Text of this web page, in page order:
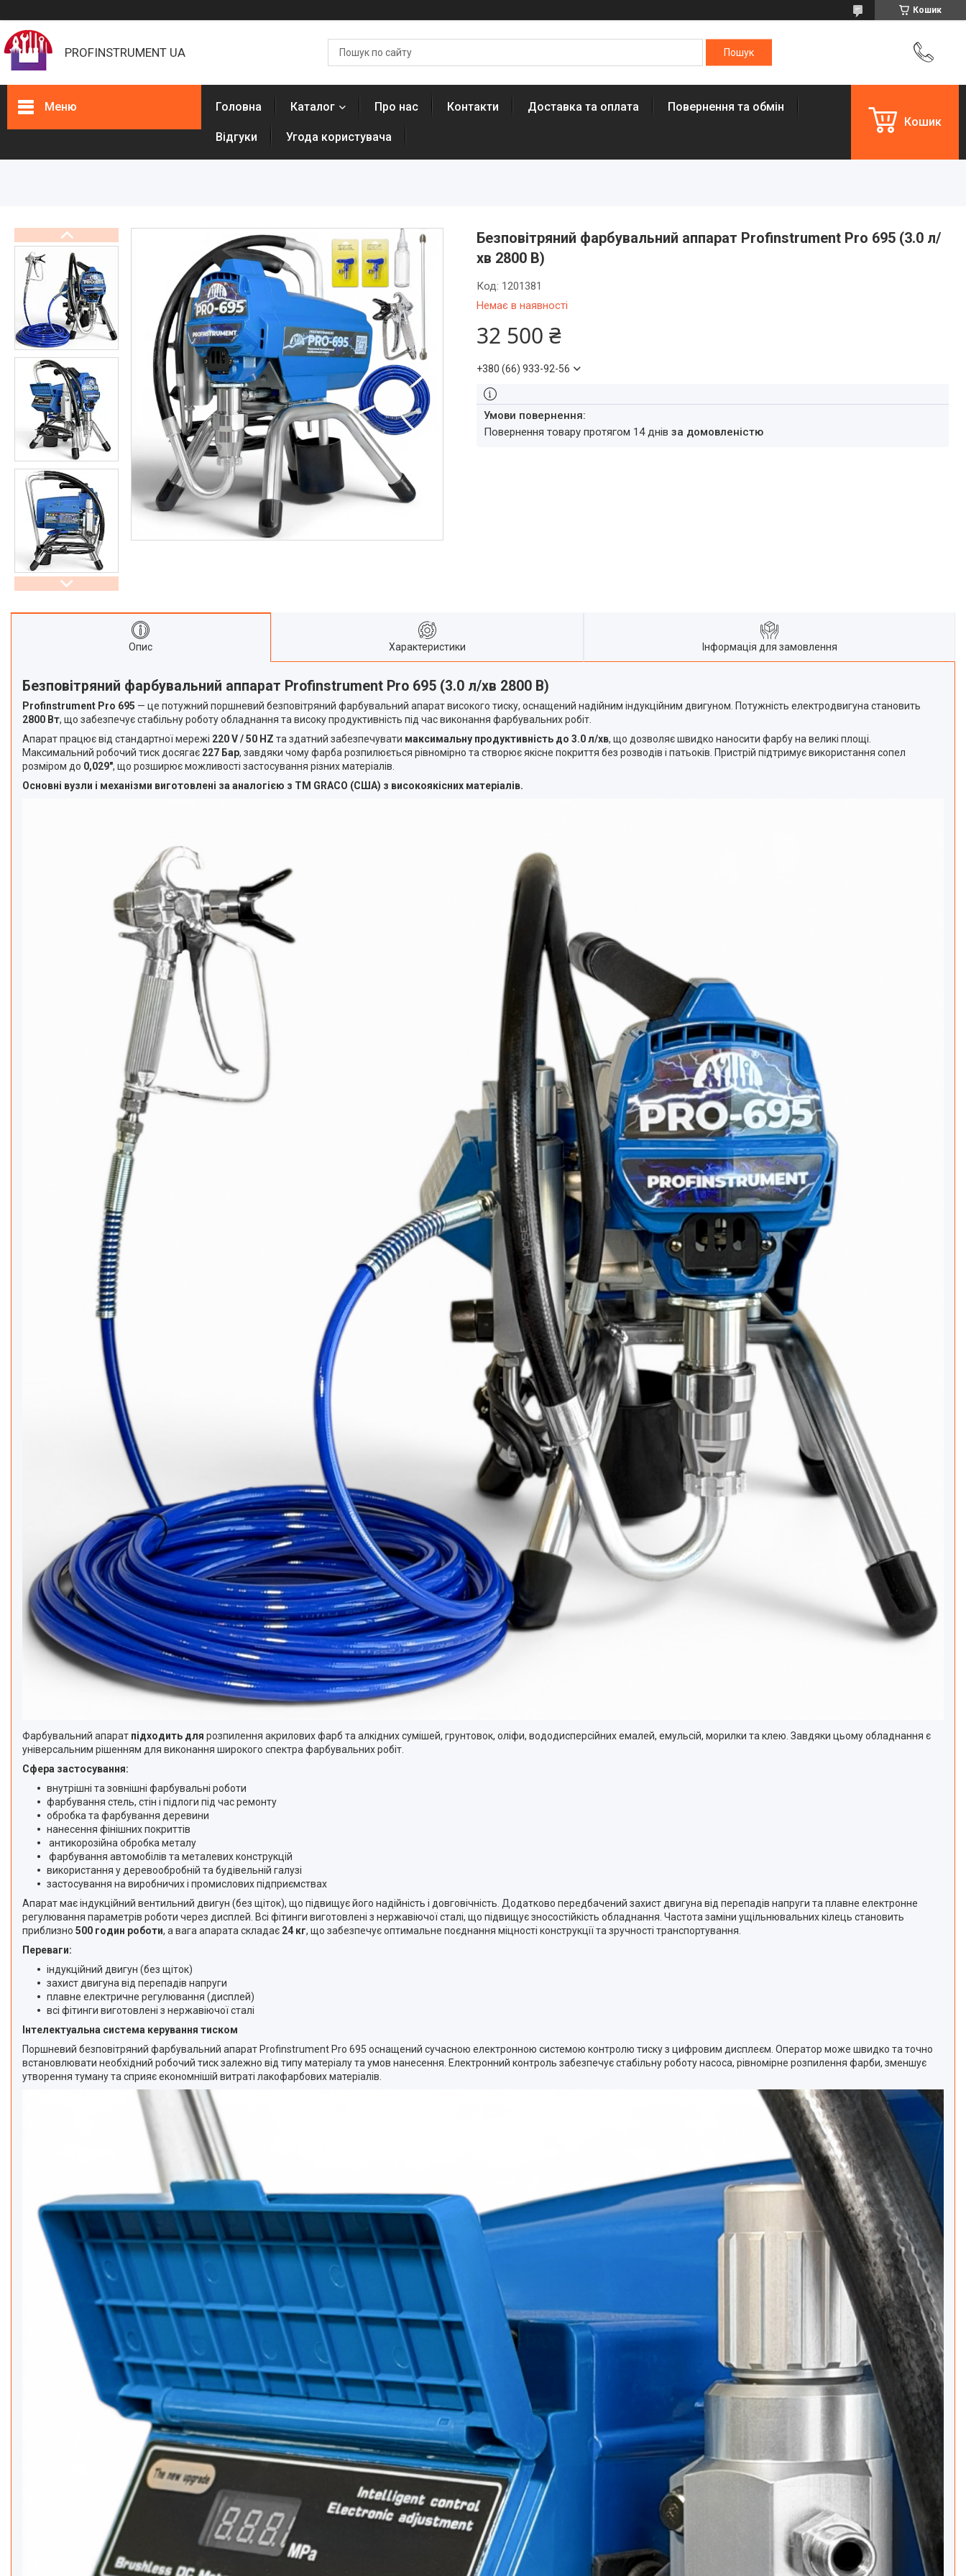
Кошик
PROFINSTRUMENT UA
Меню
Обладнання для виробництва
рукавів високого тиску (РВТ)
Обладнання для бетонних
підлог
Обладнання для прочищення
труб
Обладнання для прочистки
вентиляційних систем
Мийки високого тиску
Аксесуари для мийок високого
тиску
Інструменти PDR
Автохімчистка, детейлінг
Компресори та комплектуючі
Фарбування авто
Споттери
Обладнання для СТО
Фени для зварювання ПВХ
Лебідки та комплектуючі OFF-
ROAD
Плиткорізи та комплектуючі
Інструмент для шліфування та
порошкового фарбування
Екскаватори та комплектуючі
Автономні повітряні опалювачі
Швидкомонтажні пістолети
Обладнання для ремонту
спецтехніки
Бурові установки
Плазморізи і Зварювальне
Акумуляторний інструмент
Машини для миття підлоги
Головна Каталог Про нас Контакти Доставка та оплата Повернення та обмін
Відгуки Угода користувача
Кошик
Безповітряний фарбувальний аппарат Profinstrument Pro 695 (3.0 л/
хв 2800 В)
Немає в наявності
Код: 1201381
32 500 ₴
+380 (66) 933-92-56
повернення товару протягом 14 днів за домовленістю
Опис Характеристики Інформація для замовлення
Безповітряний фарбувальний аппарат Profinstrument Pro 695 (3.0 л/хв 2800 В)
Profinstrument Pro 695 — це потужний поршневий безповітряний фарбувальний апарат високого тиску, оснащений надійним індукційним двигуном. Потужність електродвигуна становить
2800 Вт, що забезпечує стабільну роботу обладнання та високу продуктивність під час виконання фарбувальних робіт.
Апарат працює від стандартної мережі 220 V / 50 HZ та здатний забезпечувати максимальну продуктивність до 3.0 л/хв, що дозволяє швидко наносити фарбу на великі площі.
Максимальний робочий тиск досягає 227 Бар, завдяки чому фарба розпилюється рівномірно та створює якісне покриття без розводів і патьоків. Пристрій підтримує використання сопел
розміром до 0,029″, що розширює можливості застосування різних матеріалів.
Основні вузли і механізми виготовлені за аналогією з ТМ GRACO (США) з високоякісних матеріалів.
Фарбувальний апарат підходить для розпилення акрилових фарб та алкідних сумішей, грунтовок, оліфи, вододисперсійних емалей, емульсій, морилки та клею. Завдяки цьому обладнання є
універсальним рішенням для виконання широкого спектра фарбувальних робіт.
Сфера застосування:
внутрішні та зовнішні фарбувальні роботи
фарбування стель, стін і підлоги під час ремонту
обробка та фарбування деревини
нанесення фінішних покриттів
антикорозійна обробка металу
фарбування автомобілів та металевих конструкцій
використання у деревообробній та будівельній галузі
застосування на виробничих і промислових підприємствах
Апарат має індукційний вентильний двигун (без щіток), що підвищує його надійність і довговічність. Додатково передбачений захист двигуна від перепадів напруги та плавне електронне
регулювання параметрів роботи через дисплей. Всі фітинги виготовлені з нержавіючої сталі, що підвищує зносостійкість обладнання. Частота заміни ущільнювальних кілець становить
приблизно 500 годин роботи, а вага апарата складає 24 кг, що забезпечує оптимальне поєднання міцності конструкції та зручності транспортування.
Переваги:
індукційний двигун (без щіток)
захист двигуна від перепадів напруги
плавне електричне регулювання (дисплей)
всі фітинги виготовлені з нержавіючої сталі
Інтелектуальна система керування тиском
Поршневий безповітряний фарбувальний апарат Profinstrument Pro 695 оснащений сучасною електронною системою контролю тиску з цифровим дисплеєм. Оператор може швидко та точно
встановлювати необхідний робочий тиск залежно від типу матеріалу та умов нанесення. Електронний контроль забезпечує стабільну роботу насоса, рівномірне розпилення фарби, зменшує
утворення туману та сприяє економнішій витраті лакофарбових матеріалів.